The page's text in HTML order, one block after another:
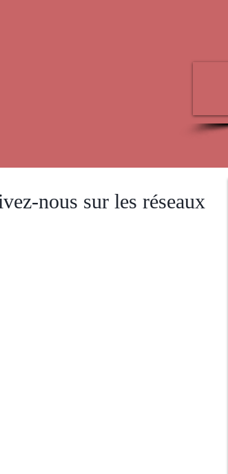
nous sur les réseaux